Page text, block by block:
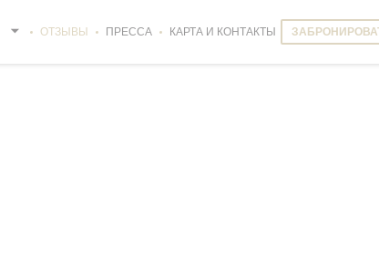
ОТЗЫВЫ ПРЕССА КАРТА И КОНТАКТЫ